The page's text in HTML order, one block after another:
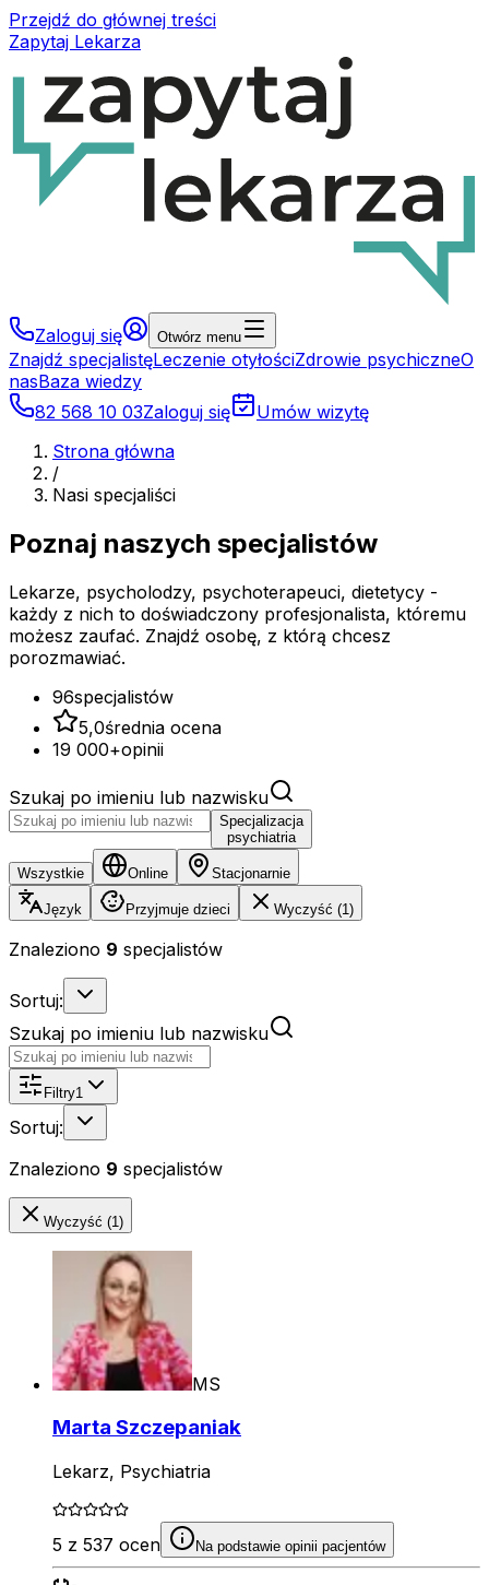
Przejdź do głównej treści
Zapytaj Lekarza
Zaloguj się Otwórz menu
Znajdź specjalistęLeczenie otyłościZdrowie psychiczneO
nasBaza wiedzy
82 568 10 03Zaloguj się
Umów wizytę
Strona główna
/
Nasi specjaliści
Poznaj naszych specjalistów
Lekarze, psycholodzy, psychoterapeuci, dietetycy -
każdy z nich to doświadczony profesjonalista, któremu
możesz zaufać. Znajdź osobę, z którą chcesz
porozmawiać.
96specjalistów
5,0średnia ocena
19 000+opinii
Szukaj po imieniu lub nazwisku
Specjalizacja
psychiatria
Wszystkie Online Stacjonarnie
Język Przyjmuje dzieci Wyczyść (1)
Znaleziono 9 specjalistów
Sortuj:
Szukaj po imieniu lub nazwisku
Filtry1
Sortuj:
Znaleziono 9 specjalistów
Wyczyść (1)
MS
Marta Szczepaniak
Lekarz, Psychiatria
5 z 537 ocen Na podstawie opinii pacjentów